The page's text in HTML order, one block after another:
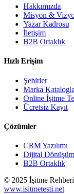
Hakkımızda
Misyon &
Yazar Kadrosu
İletişim
B2B Ortaklık
Hızlı Erişim
Şehirler
Marka
Online İşitme
Ücretsiz Kayıt
Çözümler
CRM Yazılımı
Dijital Dönüşüm
B2B Ortaklık
© 2025 İşitme
www.isitmetesti.net